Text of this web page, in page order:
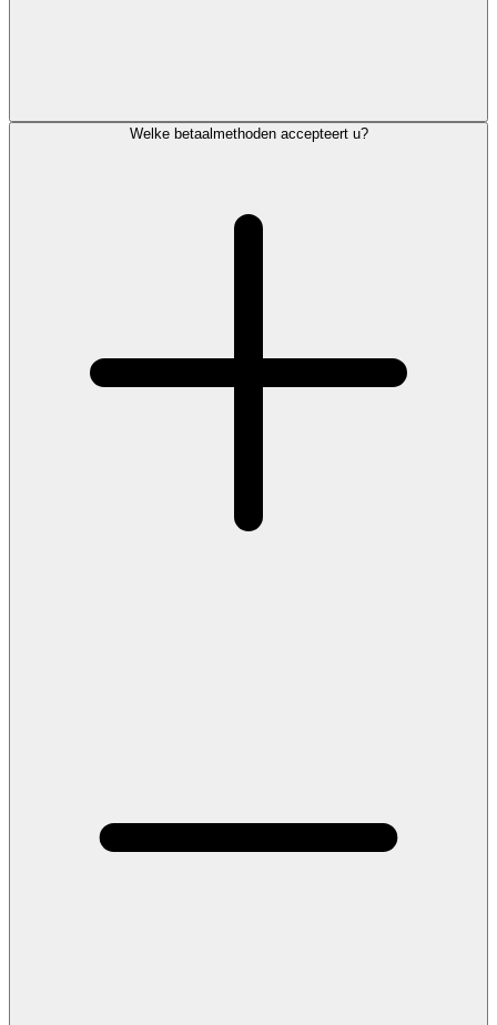
Welke betaalmethoden accepteert u?